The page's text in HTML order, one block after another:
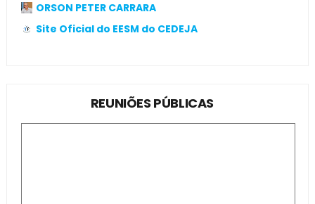
ORSON PETER CARRARA
Site Oficial do EESM do CEDEJA
REUNIÕES PÚBLICAS